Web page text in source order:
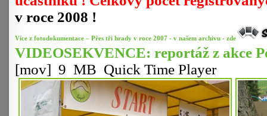
v roce 2008 !
Více z fotodokumentace – Přes tři hrady v roce 2007 - v našem archivu - zde
VIDEOSEKVENCE: reportáž z akce
[mov] 9 MB Quick Time Player